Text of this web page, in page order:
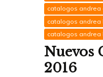
catalogos andrea
catalogos andrea
catalogos andrea
Nuevos
2016